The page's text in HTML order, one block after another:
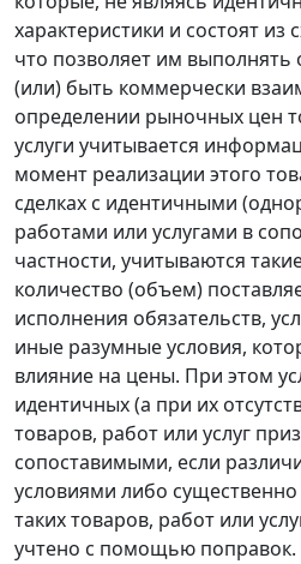
характеристики и состоят из
что позволяет им
(или) быть коммерчески
определении рыночных цен
услуги учитывается
момент реализации этого
сделках с идентичными
работами или услугами в
частности, учитываются
количество (объем)
исполнения обязательств,
иные разумные условия,
влияние на цены. При этом
идентичных (а при их
товаров, работ или услуг
сопоставимыми, если
условиями либо
таких товаров, работ или
учтено с помощью поправок.